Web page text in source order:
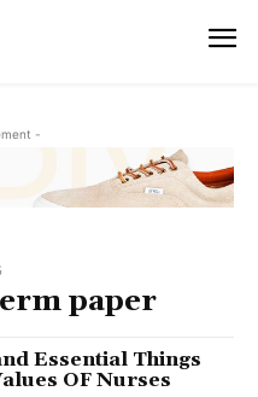
-
paper
Essential Things
OF Nurses